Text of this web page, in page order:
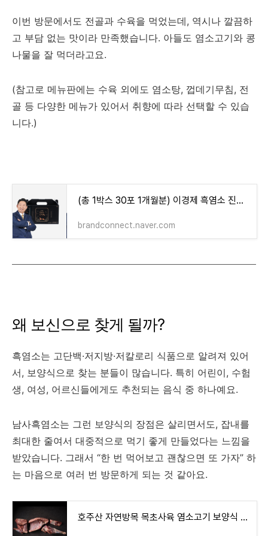
이번 방문에서도 전골과 수육을 먹었는데, 역시나 깔끔하
고 부담 없는 맛이라 만족했습니다. 아들도 염소고기와 콩
나물을 잘 먹더라고요.
(참고로 메뉴판에는 수육 외에도 염소탕, 껍데기무침, 전
골 등 다양한 메뉴가 있어서 취향에 따라 선택할 수 있습
니다.)
(총 1박스 30포 1개월분) 이경제 흑염소 진액 진 엑기스 즙 이경재 국내산 리뉴얼 70ml 30포, 1개
brandconnect.naver.com
왜 보신으로 찾게 될까?
흑염소는 고단백·저지방·저칼로리 식품으로 알려져 있어
서, 보양식으로 찾는 분들이 많습니다. 특히 어린이, 수험
생, 여성, 어르신들에게도 추천되는 음식 중 하나예요.
남사흑염소는 그런 보양식의 장점은 살리면서도, 잡내를
최대한 줄여서 대중적으로 먹기 좋게 만들었다는 느낌을
받았습니다. 그래서 “한 번 먹어보고 괜찮으면 또 가자” 하
는 마음으로 여러 번 방문하게 되는 것 같아요.
호주산 자연방목 목초사육 염소고기 보양식 스킨 껍질 지방 완벽제거 수육 탕 구이 Goat